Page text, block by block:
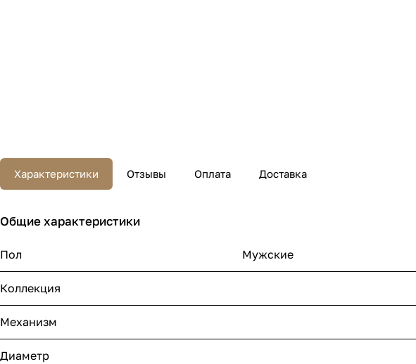
Характеристики Отзывы Оплата Доставка
Общие характеристики
Пол Мужские
Коллекция
Механизм
Диаметр